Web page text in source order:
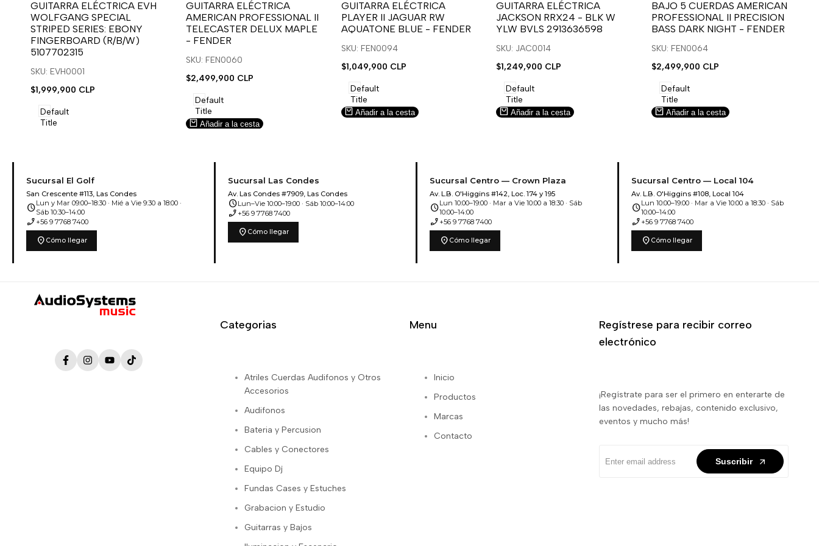
para
usar
la
lista
de
deseos.
para
usar
Compare
GUITARRA ELÉCTRICA EVH
WOLFGANG SPECIAL
STRIPED SERIES: EBONY
FINGERBOARD (R/B/W)
5107702315
SKU: EVH0001
Precio
venta
$1,999,900 CLP
Default
Title
para
usar
la
lista
de
para
usar
Compare
GUITARRA ELÉCTRICA
AMERICAN PROFESSIONAL II
TELECASTER DELUX MAPLE
- FENDER
SKU: FEN0060
Precio
venta
$2,499,900 CLP
Default
Title
Añadir a la cesta
para
usar
la
lista
deseos.
para
usar
Compare
GUITARRA ELÉCTRICA
PLAYER II JAGUAR RW
AQUATONE BLUE - FENDER
SKU: FEN0094
Precio
venta
$1,049,900 CLP
Default
Title
Añadir a la cesta
para
usar
la
lista
deseos.
para
usar
Compare
GUITARRA ELÉCTRICA
JACKSON RRX24 - BLK W
YLW BVLS 2913636598
SKU: JAC0014
Precio
venta
$1,249,900 CLP
Default
Title
Añadir a la cesta
para
usar
la
lista
deseos.
para
usar
Compare
BAJO 5 CUERDAS AMERICAN
PROFESSIONAL II PRECISION
BASS DARK NIGHT - FENDER
SKU: FEN0064
Precio
venta
$2,499,900 CLP
Default
Title
Añadir a la cesta
Sucursal El Golf
San Crescente #113, Las Condes
scheduleLun y Mar 09:00–18:30 · Mié a Vie 9:30 a 18:00 ·
Sáb 10:30–14:00
phone_enabled +56 9 7768 7400
location_on Cómo llegar
Sucursal Las Condes
Av. Las Condes #7909, Las Condes
scheduleLun–Vie 10:00–19:00 · Sáb 10:00–14:00
phone_enabled +56 9 7768 7400
location_on Cómo llegar
Sucursal Centro — Crown Plaza
Av. L.B. O'Higgins #142, Loc. 174 y 195
scheduleLun 10:00–19:00 · Mar a Vie 10:00 a 18:30 · Sáb
10:00–14:00
phone_enabled +56 9 7768 7400
location_on Cómo llegar
Sucursal Centro — Local 104
Av. L.B. O'Higgins #108, Local 104
scheduleLun 10:00–19:00 · Mar a Vie 10:00 a 18:30 · Sáb
10:00–14:00
phone_enabled +56 9 7768 7400
location_on Cómo llegar
FacebookInstagramYouTubeTikTok
Categorias
Atriles Cuerdas Audifonos y Otros
Accesorios
Audifonos
Bateria y Percusion
Cables y Conectores
Equipo Dj
Fundas Cases y Estuches
Grabacion y Estudio
Guitarras y Bajos
Menu
Inicio
Productos
Marcas
Contacto
Regístrese para recibir correo
electrónico
¡Regístrate para ser el primero en enterarte de
las novedades, rebajas, contenido exclusivo,
eventos y mucho más!
Suscribir